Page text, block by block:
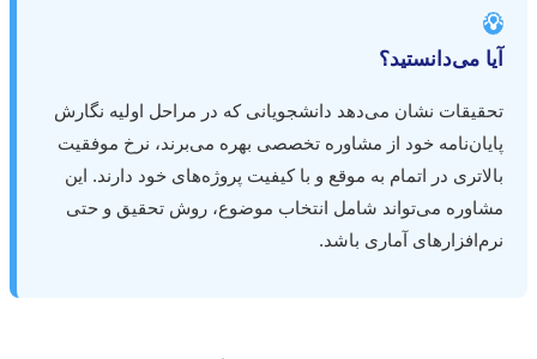
می‌دانستید؟
نشان می‌دهد دانشجویانی که در مراحل اولیه نگارش
خود از مشاوره تخصصی بهره می‌برند، نرخ موفقیت
در اتمام به موقع و با کیفیت پروژه‌های خود دارند. این
می‌تواند شامل انتخاب موضوع، روش تحقیق و حتی
آماری باشد.